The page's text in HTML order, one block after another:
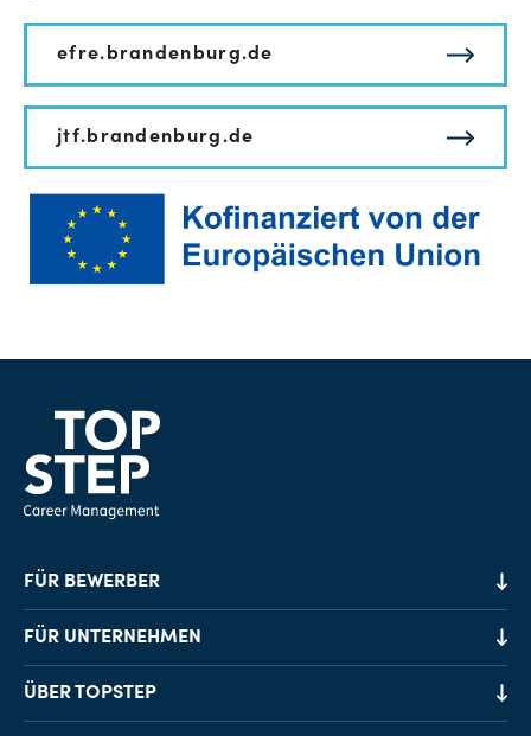
efre.brandenburg.de
jtf.brandenburg.de
FÜR BEWERBER
Job-Finder
Karriereberatung
FÜR UNTERNEHMEN
Personalvermittlung
Personalsuche
ÜBER TOPSTEP